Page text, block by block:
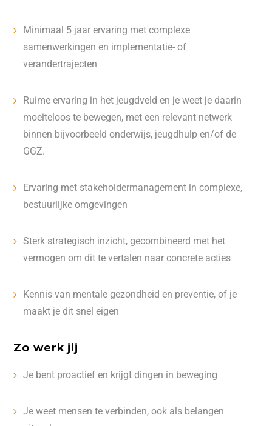
Minimaal 5 jaar ervaring met complexe
samenwerkingen en implementatie- of
verandertrajecten
Ruime ervaring in het jeugdveld en je weet je daarin
moeiteloos te bewegen, met een relevant netwerk
binnen bijvoorbeeld onderwijs, jeugdhulp en/of de
GGZ.
Ervaring met stakeholdermanagement in complexe,
bestuurlijke omgevingen
Sterk strategisch inzicht, gecombineerd met het
vermogen om dit te vertalen naar concrete acties
Kennis van mentale gezondheid en preventie, of je
maakt je dit snel eigen
Zo werk jij
Je bent proactief en krijgt dingen in beweging
Je weet mensen te verbinden, ook als belangen